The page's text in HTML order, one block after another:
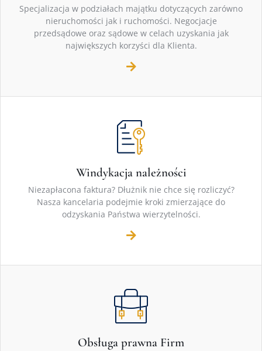
Specjalizacja w podziałach majątku dotyczących zarówno
nieruchomości jak i ruchomości. Negocjacje
przedsądowe oraz sądowe w celach uzyskania jak
największych korzyści dla Klienta.
Windykacja należności
Niezapłacona faktura? Dłużnik nie chce się rozliczyć?
Nasza kancelaria podejmie kroki zmierzające do
odzyskania Państwa wierzytelności.
Obsługa prawna Firm